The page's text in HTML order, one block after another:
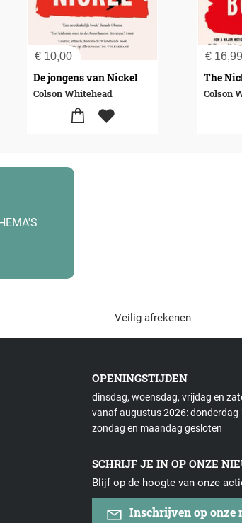
€10,00
De jongens van Nickel
Colson Whitehead
€16,99
The
Colson
Veilig afrekenen
OPENINGSTIJDEN
dinsdag, woensdag, vrijdag en
vanaf augustus 2026: donderdag
zondag en maandag gesloten
SCHRIJF JE IN OP ONZE
Blijf op de hoogte van onze
Inschrijven op onze